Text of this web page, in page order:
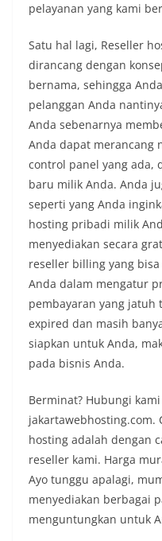
pelayanan yang kami
Satu hal lagi, Reseller
dirancang dengan
bernama, sehingga
pelanggan Anda
Anda sebenarnya
Anda dapat merancang
control panel yang ada,
baru milik Anda. Anda
seperti yang Anda
hosting pribadi milik
menyediakan secara
reseller billing yang
Anda dalam mengatur
pembayaran yang jatuh
expired dan masih
siapkan untuk Anda,
pada bisnis Anda.
Berminat? Hubungi
jakartawebhosting.com.
hosting adalah dengan
reseller kami. Harga
Ayo tunggu apalagi,
menyediakan berbagai
menguntungkan untuk